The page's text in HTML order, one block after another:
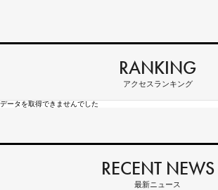
RANKING
アクセスランキング
データを取得できませんでした
RECENT NEWS
最新ニュース